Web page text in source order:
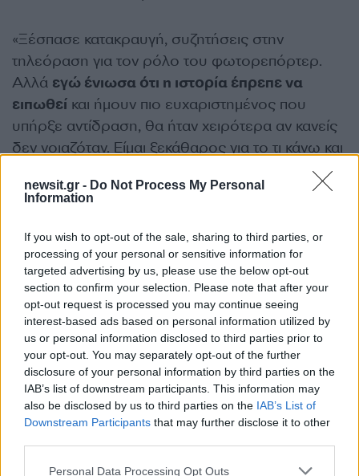
newsit.gr - Do Not Process My Personal
Information
If you wish to opt-out of the sale, sharing to third parties, or
processing of your personal or sensitive information for
targeted advertising by us, please use the below opt-out
section to confirm your selection. Please note that after your
opt-out request is processed you may continue seeing
interest-based ads based on personal information utilized by
us or personal information disclosed to third parties prior to
your opt-out. You may separately opt-out of the further
disclosure of your personal information by third parties on the
IAB’s list of downstream participants. This information may
also be disclosed by us to third parties on the IAB’s List of
Downstream Participants that may further disclose it to other
Please note that this website/app uses one or more Google
Personal Data Processing Opt Outs
«Ξέσπασε κατακραυγή, συζητήσεις στην
τηλεόραση για τον ρόλο του φωτορεπόρτερ.
Αλλά εγώ ένιωσα ότι η ιστορία έπρεπε να
ειπωθεί και ήμουν πιο ευχαριστημένος που
υπήρξε αντίδραση, θα ήταν χειρότερα αν κανείς
δεν νοιαζόταν. Είμαι ξεκάθαρος για το τι κάνω και
πώς το κάνω και προσπαθώ να κάνω τη δουλειά
μου με όσο περισσότερη ειλικρίνεια και
βοήθησε να συγκεντρωθούν χρήματα για
βοήθεια και να αναδειχθεί η ανευθυνότητα και η
έλλειψη θάρρους των ηγετών της χώρας».